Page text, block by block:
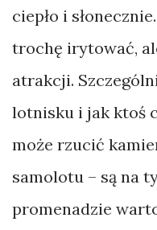
ciepło i
trochę irytować,
atrakcji.
lotnisku i jak ktoś
może rzucić
samolotu – są na
promenadzie